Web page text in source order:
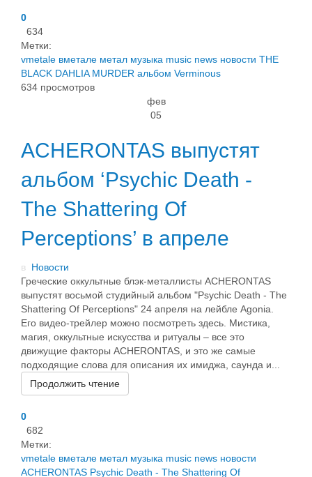
0
634
Метки:
vmetale вметале метал музыка music news новости THE
BLACK DAHLIA MURDER альбом Verminous
634 просмотров
фев
05
ACHERONTAS выпустят
альбом ‘Psychic Death -
The Shattering Of
Perceptions’ в апреле
в Новости
Греческие оккультные блэк-металлисты ACHERONTAS
выпустят восьмой студийный альбом "Psychic Death - The
Shattering Of Perceptions" 24 апреля на лейбле Agonia.
Его видео-трейлер можно посмотреть здесь. Мистика,
магия, оккультные искусства и ритуалы – все это
движущие факторы ACHERONTAS, и это же самые
подходящие слова для описания их имиджа, саунда и...
Продолжить чтение
0
682
Метки:
vmetale вметале метал музыка music news новости
ACHERONTAS Psychic Death - The Shattering Of